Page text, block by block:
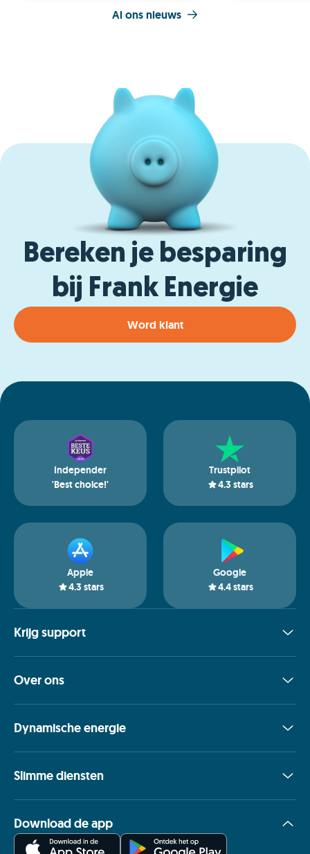
Al ons nieuws
Bereken je besparing
bij Frank Energie
Word klant
Independer
'Best choice!'
Trustpilot
4.3 stars
Apple
4.3 stars
Google
4.4stars
Krijg support
Over ons
Dynamische energie
Slimme diensten
Download de app